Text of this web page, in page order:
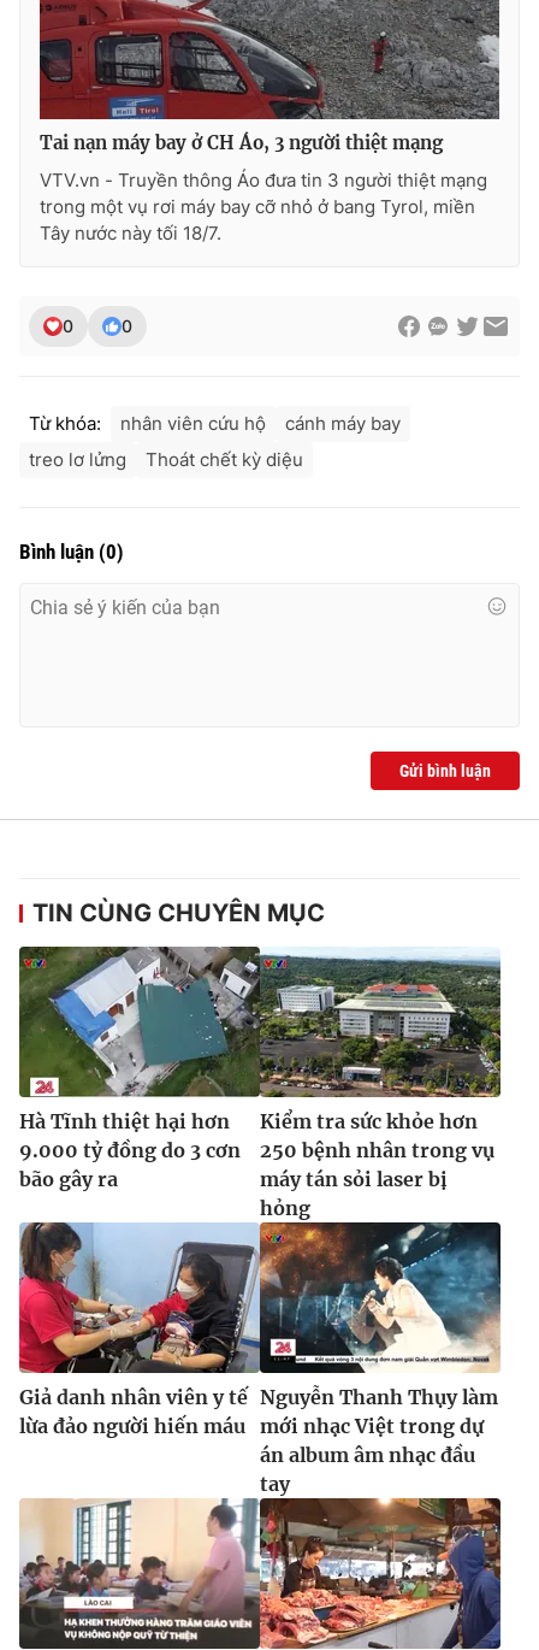
Ðiện thoại Thời báo VTV:024.66 897 897
Email:toasoan@vtv.vn
Liên hệ quảng cáo:024-7300.7108
® Cấm sao chép dưới mọi hình thức nếu không có sự chấp
thông tin từ website này.
Tai nạn máy bay ở CH Áo, 3 người thiệt mạng
VTV.vn - Truyền thông Áo đưa tin 3 người thiệt mạng
trong một vụ rơi máy bay cỡ nhỏ ở bang Tyrol, miền
Tây nước này tối 18/7.
0 0
Từ khóa: nhân viên cứu hộ
cánh máy bay
treo lơ lửng
Thoát chết kỳ diệu
Bình luận (0)
Gửi bình luận
TIN CÙNG CHUYÊN MỤC
Hà Tĩnh thiệt hại hơn
9.000 tỷ đồng do 3 cơn
bão gây ra
Kiểm tra sức khỏe hơn
250 bệnh nhân trong vụ
máy tán sỏi laser bị
hỏng
Giả danh nhân viên y tế
lừa đảo người hiến máu
Nguyễn Thanh Thụy làm
mới nhạc Việt trong dự
án album âm nhạc đầu
tay